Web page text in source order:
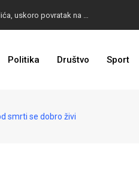
Politika Društvo Sport
smrti se dobro živi